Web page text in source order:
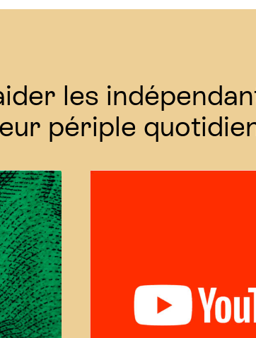
les
périple